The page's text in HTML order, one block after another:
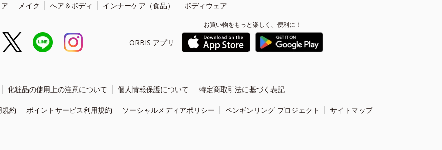
メイク ヘア＆ボディ インナーケア（食品） ボディウェア
ORBIS アプリ
お買い物をもっと楽しく、便利に！
化粧品の使用上の注意について 個人情報保護について 特定商取引法に基づく表記
約 ポイントサービス利用規約 ソーシャルメディアポリシー ペンギンリング プロジェクト サイトマップ